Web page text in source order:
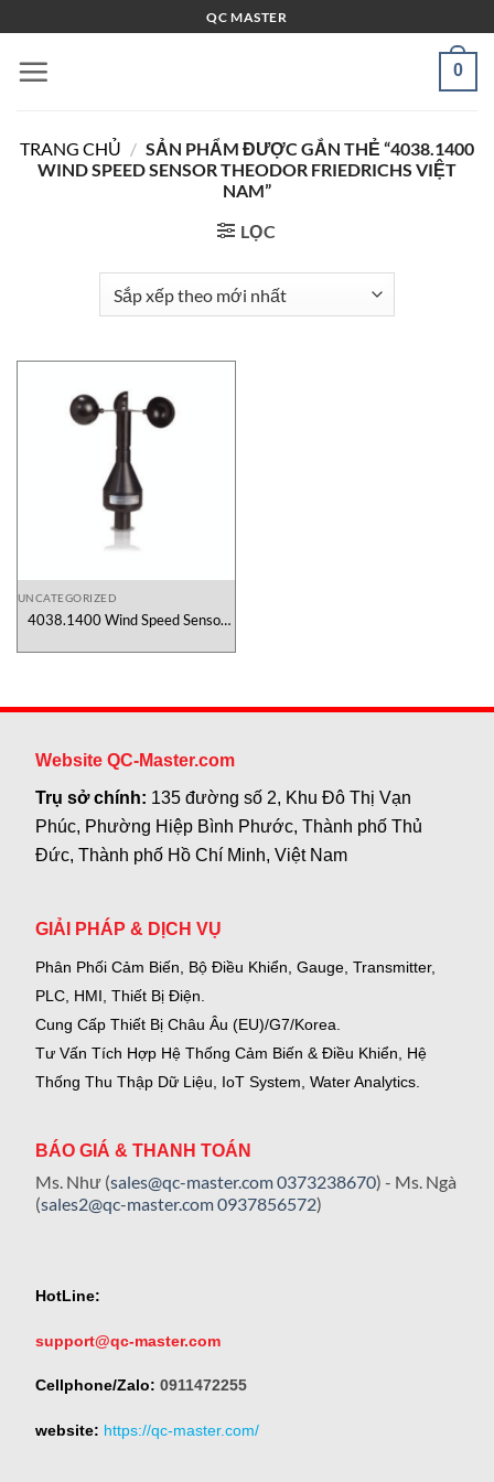
qua
nội
QC MASTER
0
TRANG CHỦ / SẢN PHẨM ĐƯỢC GẮN THẺ “4038.1400
WIND SPEED SENSOR THEODOR FRIEDRICHS VIỆT
NAM”
LỌC
UNCATEGORIZED
4038.1400 Wind Speed Sensor
Website QC-Master.com
Trụ sở chính: 135 đường số 2, Khu Đô Thị Vạn
Phúc, Phường Hiệp Bình Phước, Thành phố Thủ
Đức, Thành phố Hồ Chí Minh, Việt Nam
GIẢI PHÁP & DỊCH VỤ
Phân Phối Cảm Biến, Bộ Điều Khiển, Gauge, Transmitter,
PLC, HMI, Thiết Bị Điện.
Cung Cấp Thiết Bị Châu Âu (EU)/G7/Korea.
Tư Vấn Tích Hợp Hệ Thống Cảm Biến & Điều Khiển, Hệ
Thống Thu Thập Dữ Liệu, IoT System, Water Analytics.
BÁO GIÁ & THANH TOÁN
Ms. Như (sales@qc-master.com0373238670) - Ms. Ngà
(sales2@qc-master.com0937856572)
HotLine:
support@qc-master.com
Cellphone/Zalo: 0911472255
website: https://qc-master.com/